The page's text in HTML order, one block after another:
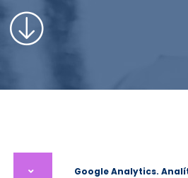
Google Analytics.